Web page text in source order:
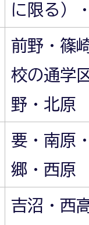
に限る）
前野・篠
校の通学
野・北原
要・南原
郷・西原
吉沼・西